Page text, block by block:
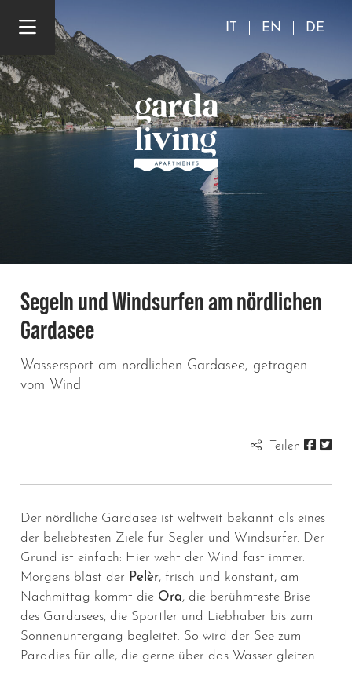
EN DE
Segeln und Windsurfen am nördlichen
Gardasee
Wassersport am nördlichen Gardasee, getragen
vom Wind
Teilen
Der nördliche Gardasee ist weltweit bekannt als eines
der beliebtesten Ziele für Segler und Windsurfer. Der
Grund ist einfach: Hier weht der Wind fast immer.
Morgens bläst der Pelèr, frisch und konstant, am
Nachmittag kommt die Ora, die berühmteste Brise
des Gardasees, die Sportler und Liebhaber bis zum
Sonnenuntergang begleitet. So wird der See zum
Paradies für alle, die gerne über das Wasser gleiten.